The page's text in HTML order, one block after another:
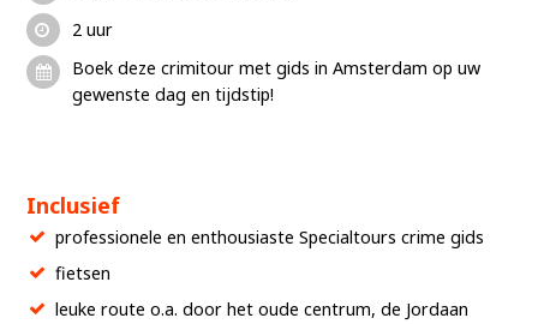
2 uur
Boek deze crimitour met gids in Amsterdam op uw
gewenste dag en tijdstip!
Inclusief
professionele en enthousiaste Specialtours crime gids
fietsen
leuke route o.a. door het oude centrum, de Jordaan